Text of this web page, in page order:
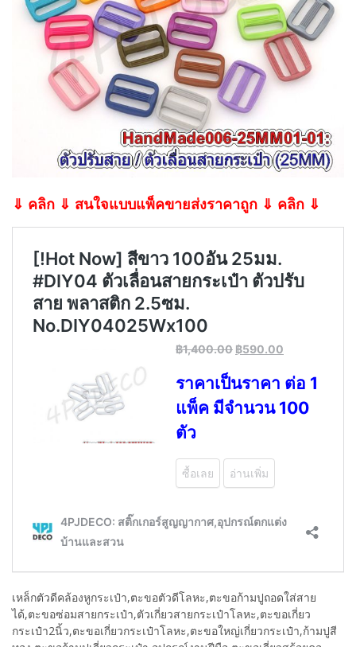
⇓ คลิก ⇓ สนใจแบบแพ็คขายส่งราคาถูก ⇓ คลิก ⇓
เหล็กตัวดีคล้องหูกระเป๋า,ตะขอตัวดีโลหะ,ตะขอก้ามปูถอดใส่สาย
ได้,ตะขอซ่อมสายกระเป๋า,ตัวเกี่ยวสายกระเป๋าโลหะ,ตะขอเกี่ยว
กระเป๋า2นิ้ว,ตะขอเกี่ยวกระเป๋าโลหะ,ตะขอใหญ่เกี่ยวกระเป๋า,ก้ามปูสี